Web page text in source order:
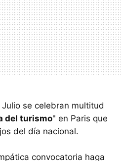
se celebran multitud
del turismo" en Paris que
del día nacional.
convocatoria haga